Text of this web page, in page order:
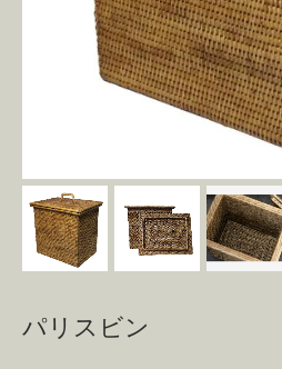
パリスビン